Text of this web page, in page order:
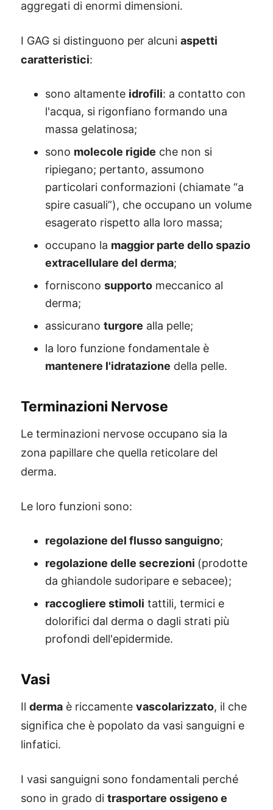
aggregati di enormi dimensioni.
I GAG si distinguono per alcuni aspetti
caratteristici:
sono altamente idrofili: a contatto con
l'acqua, si rigonfiano formando una
massa gelatinosa;
sono molecole rigide che non si
ripiegano; pertanto, assumono
particolari conformazioni (chiamate “a
spire casuali”), che occupano un volume
esagerato rispetto alla loro massa;
occupano la maggior parte dello spazio
extracellulare del derma;
forniscono supporto meccanico al
derma;
assicurano turgore alla pelle;
la loro funzione fondamentale è
mantenere l'idratazione della pelle.
Terminazioni Nervose
Le terminazioni nervose occupano sia la
zona papillare che quella reticolare del
derma.
Le loro funzioni sono:
regolazione del flusso sanguigno;
regolazione delle secrezioni (prodotte
da ghiandole sudoripare e sebacee);
raccogliere stimoli tattili, termici e
dolorifici dal derma o dagli strati più
profondi dell'epidermide.
Vasi
Il derma è riccamente vascolarizzato, il che
significa che è popolato da vasi sanguigni e
linfatici.
I vasi sanguigni sono fondamentali perché
sono in grado di trasportare ossigeno e